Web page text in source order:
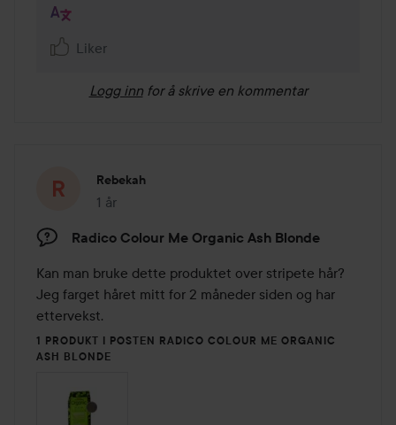
Liker
Logg inn for å skrive en kommentar
Rebekah
1 år
Innlegget ble opprettet 1 år
Radico Colour Me Organic Ash Blonde
Kan man bruke dette produktet over stripete hår?
Jeg farget håret mitt for 2 måneder siden og har
ettervekst.
1 PRODUKT I POSTEN RADICO COLOUR ME ORGANIC
ASH BLONDE